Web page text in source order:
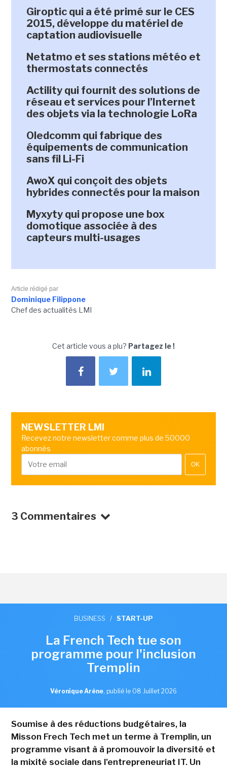
Giroptic qui a été primé sur le CES
2015, développe du matériel de
captation audiovisuelle
Netatmo et ses stations météo et
thermostats connectés
Actility qui fournit des solutions de
réseau et services pour l’Internet
des objets via la technologie LoRa
Oledcomm qui fabrique des
équipements de communication
sans fil Li-Fi
AwoX qui conçoit des objets
hybrides connectés pour la maison
Myxyty qui propose une box
domotique associée à des
capteurs multi-usages
Article rédigé par
Dominique Filippone
Chef des actualités LMI
Cet article vous a plu? Partagez le !
NEWSLETTER LMI
Recevez notre newsletter comme plus de 50000
abonnés
OK
3 Commentaires
BUSINESS / START-UP
La French Tech tue son
programme pour l'inclusion
Tremplin
Véronique Arène, publié le 08 Juillet 2026
Soumise à des réductions budgétaires, la
Misson Frech Tech met un terme à Tremplin, un
programme visant à à promouvoir la diversité et
la mixité sociale dans l'entrepreneuriat IT. Un